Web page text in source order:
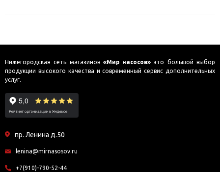
Нижегородская сеть магазинов «Мир насосов» это большой выбор
продукции высокого качества и современный сервис дополнительных
услуг.
пр. Ленина д.50
lenina@mirnasosov.ru
+7(910)-790-52-44